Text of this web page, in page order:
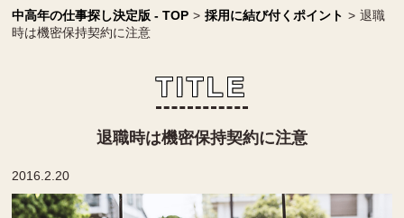
中高年の仕事探し決定版 - TOP > 採用に結び付くポイント > 退職
時は機密保持契約に注意
TITLE
退職時は機密保持契約に注意
2016.2.20